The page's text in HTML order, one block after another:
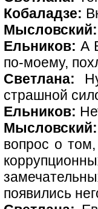
Кобаладзе:
Мысловский:
Ельников: А
по-моему,
Светлана:
страшной
Ельников:
Мысловский:
вопрос о
появились